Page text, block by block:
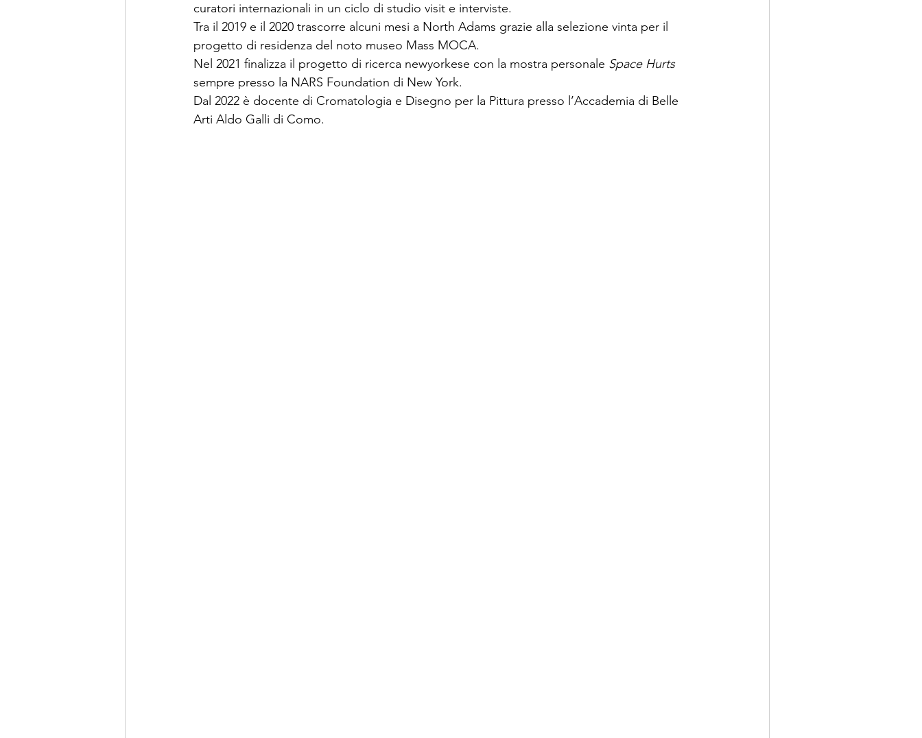
curatori internazionali in un ciclo di studio visit e interviste.
Tra il 2019 e il 2020 trascorre alcuni mesi a North Adams grazie alla selezione vinta per il
progetto di residenza del noto museo Mass MOCA.
Nel 2021 finalizza il progetto di ricerca newyorkese con la mostra personale Space Hurts
sempre presso la NARS Foundation di New York.
Dal 2022 è docente di Cromatologia e Disegno per la Pittura presso l’Accademia di Belle
Arti Aldo Galli di Como.